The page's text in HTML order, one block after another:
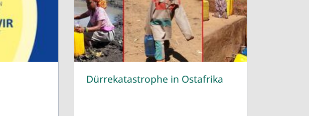
Dürrekatastrophe in Ostafrika